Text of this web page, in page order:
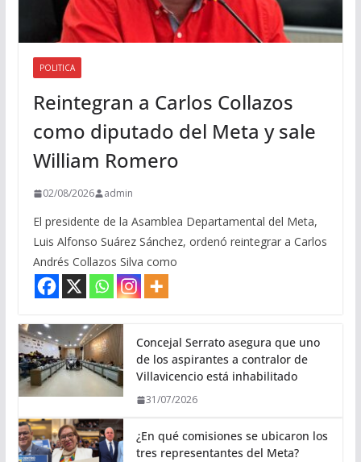
POLITICA
Reintegran a Carlos Collazos
como diputado del Meta y sale
William Romero
02/08/2026 admin
El presidente de la Asamblea Departamental del Meta,
Luis Alfonso Suárez Sánchez, ordenó reintegrar a Carlos
Andrés Collazos Silva como
Concejal Serrato asegura que uno
de los aspirantes a contralor de
Villavicencio está inhabilitado
31/07/2026
¿En qué comisiones se ubicaron los
tres representantes del Meta?